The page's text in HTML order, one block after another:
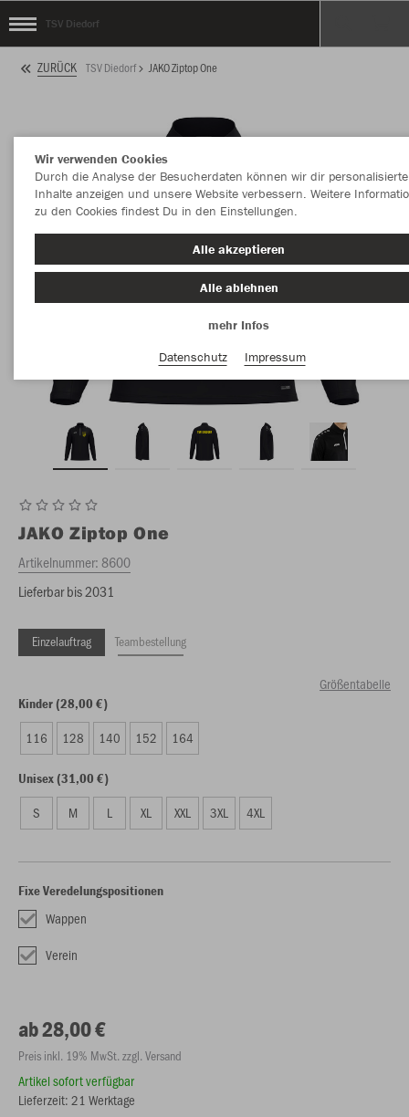
TSV Diedorf
ZURÜCK TSV Diedorf JAKO Ziptop One
JAKO Ziptop One
Artikelnummer:8600
Lieferbar bis 2031
Einzelauftrag Teambestellung
Größentabelle
Kinder (28,00 €)
116 128 140 152 164
Unisex (31,00 €)
S M L XL XXL 3XL 4XL
Fixe Veredelungspositionen
Wappen
Verein
ab 28,00 €
Preis inkl. 19% MwSt. zzgl. Versand
Artikel sofort verfügbar
Lieferzeit: 21 Werktage
Wir verwenden Cookies
Durch die Analyse der Besucherdaten können wir dir personalisierte
Inhalte anzeigen und unsere Website verbessern. Weitere
zu den Cookies findest Du in den Einstellungen.
Alle akzeptieren
Alle ablehnen
mehr Infos
Datenschutz
Impressum